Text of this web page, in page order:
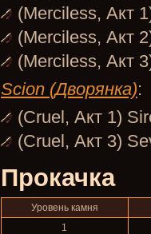
(Merciless, Акт
(Merciless, Акт
(Merciless, Акт
Scion (Дворянка):
(Cruel, Акт 1)
(Cruel, Акт 3)
Прокачка
Уровень камня
1